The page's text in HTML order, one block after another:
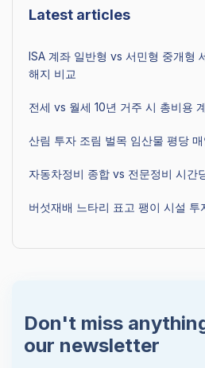
Latest articles
ISA 계좌 일반형 vs 서민형 중개형
해지 비교
전세 vs 월세 10년 거주 시 총비용
산림 투자 조림 벌목 임산물 평당 매
자동차정비 종합 vs 전문정비 시간
버섯재배 느타리 표고 팽이 시설 투
Don't miss
our newsletter